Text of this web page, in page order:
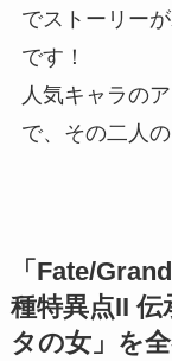
でストーリー
です！
人気キャラの
で、その二人
「Fate/
種特異点II
タの女」を